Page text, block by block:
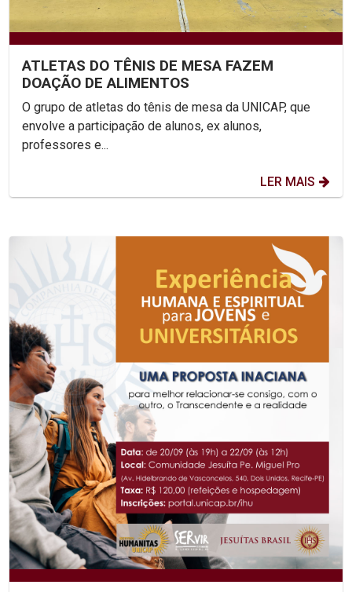
ATLETAS DO TÊNIS DE MESA FAZEM
DOAÇÃO DE ALIMENTOS
O grupo de atletas do tênis de mesa da UNICAP, que
envolve a participação de alunos, ex alunos,
professores e...
LER MAIS